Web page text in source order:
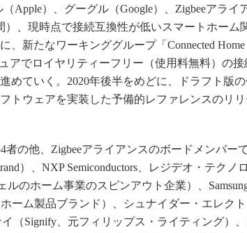
インダストリー4.0
イノベーション
メイドインジャパン
植物工場
グローバル設計・開発
制御セキュリティ
新型コロナへの対応
Apple）、グーグル（Google）、Zigbeeアライ
）、現時点で接続互換性が低いスマートホーム
、新たなワーキンググループ「Connected Home
アでロイヤリティーフリー（使用料無料）の接
めていく。2020年後半をめどに、ドラフト版
トウェアを実装した予備的レファレンスのリリ
者の他、Zigbeeアライアンスのボードメンバー
）、NXP Semiconductors、レジデオ・テクノロ
ルのホーム事業のスピンアウト企業）、
ーム製品ブランド）、シュナイダー・エレクト
イ（Signify、元フィリップス・ライティング）